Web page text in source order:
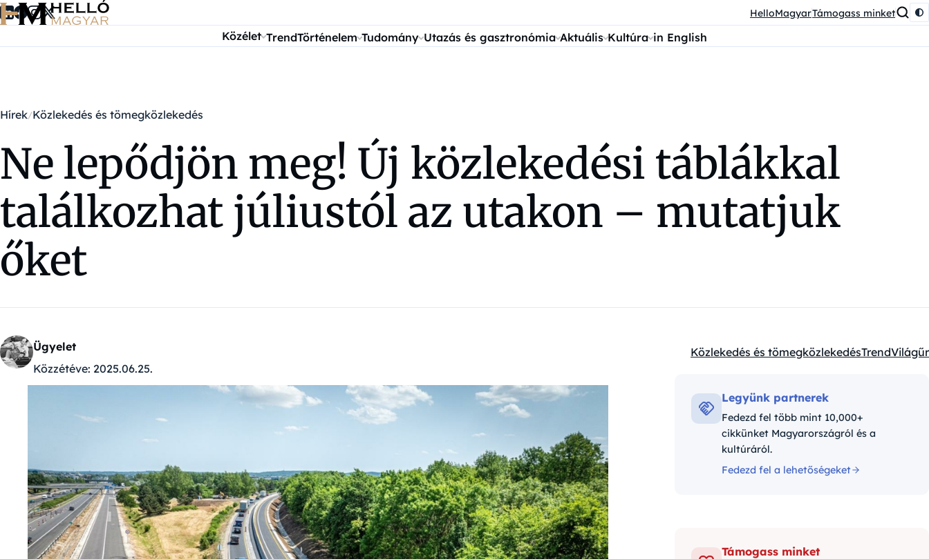
Ugrás a tartalomra HelloMagyarTámogass minket
Közélet TrendTörténelem Tudomány Utazás és gasztronómia Aktuális Kultúra in English
Hírek Közlekedés és tömegközlekedés
Ne lepődjön meg! Új közlekedési táblákkal
találkozhat júliustól az utakon – mutatjuk
őket
Ügyelet
Közzétéve: 2025.06.25.
Kategóriák:
Közlekedés és tömegközlekedésTrendVilágűr
Legyünk partnerek
Fedezd fel több mint 10,000+
cikkünket Magyarországról és a
kultúráról.
Fedezd fel a lehetőségeket
Támogass minket